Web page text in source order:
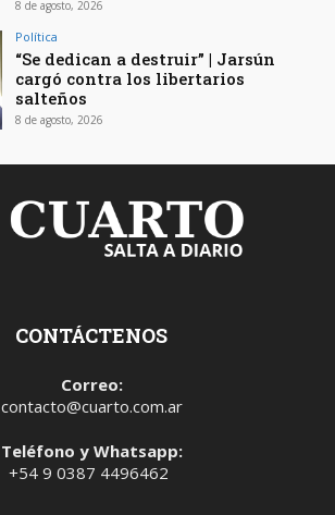
8 de agosto, 2026
Política
“Se dedican a destruir” | Jarsún
cargó contra los libertarios
salteños
8 de agosto, 2026
CONTÁCTENOS
Correo:
contacto@cuarto.com.ar
Teléfono y Whatsapp:
+54 9 0387 4496462